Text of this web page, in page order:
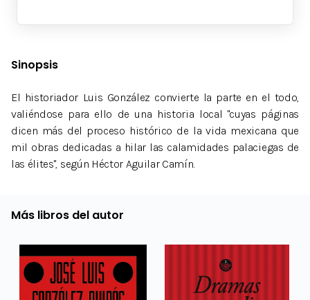
Sinopsis
El historiador Luis González convierte la parte en el todo,
valiéndose para ello de una historia local "cuyas páginas
dicen más del proceso histórico de la vida mexicana que
mil obras dedicadas a hilar las calamidades palaciegas de
las élites", según Héctor Aguilar Camín.
Más libros del autor